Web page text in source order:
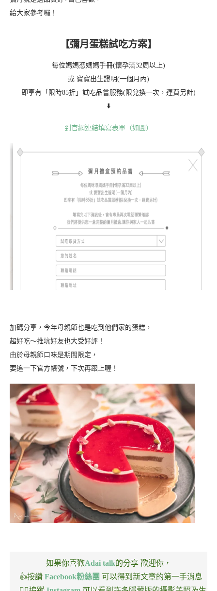
給大家參考囉！
【彌月蛋糕試吃方案】
每位媽媽憑媽媽手冊(懷孕滿32周以上)
或 寶寶出生證明(一個月內)
即享有「限時85折」試吃品嘗服務(限兌換一次，運費另計)
⬇️
到官網連結填寫表單（如圖）
加碼分享，今年母親節也是吃到他們家的蛋糕，
超好吃～推坑好友也大受好評！
由於母親節口味是期間限定，
要追一下官方帳號，下次再跟上喔！
如果你喜歡Adai talk的分享 歡迎你，
👍按讚 Facebook粉絲團 可以得到新文章的第一手消息